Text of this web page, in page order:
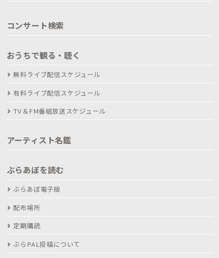
コンサート検索
おうちで観る・聴く
無料ライブ配信スケジュール
有料ライブ配信スケジュール
TV＆FM番組放送スケジュール
アーティスト名鑑
ぶらあぼを読む
ぶらあぼ電子版
配布場所
定期購読
ぶらPAL投稿について